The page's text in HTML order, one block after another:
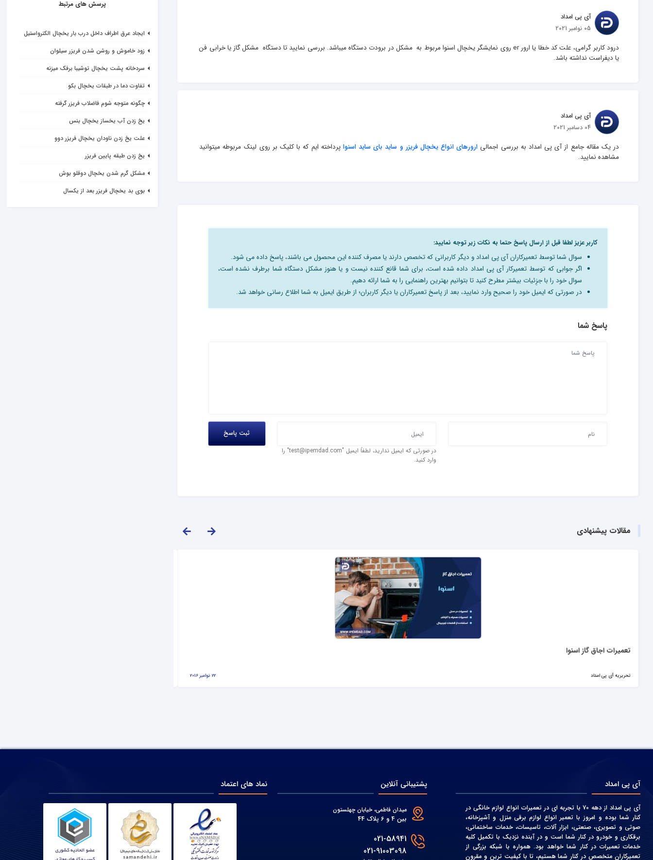
آی پی امداد
05 نوامبر 2021
درود کاربر گرامی، علت کد خطا یا ارور er روی نمایشگر یخچال اسنوا مربوط به  مشکل در برودت دستگاه میباشد. بررسی نمایید تا دستگاه  مشکل گاز یا خرابی فن
یا دیفراست نداشته باشد.
آی پی امداد
04 دسامبر 2021
در یک مقاله جامع از آی پی امداد به بررسی اجمالی ارورهای انواع یخچال فریزر و ساید بای ساید اسنوا پرداخته ایم که با کلیک بر روی لینک مربوطه میتوانید
مشاهده نمایید.
کاربر عزیز لطفا قبل از ارسال پاسخ حتما به نکات زیر توجه نمایید:
سوال شما توسط تعمیرکاران آی پی امداد و دیگر کاربرانی که تخصص دارند یا مصرف کننده این محصول می باشند، پاسخ داده می شود.
اگر جوابی که توسط تعمیرکار آی پی امداد داده شده است، برای شما قانع کننده نیست و یا هنوز مشکل دستگاه شما برطرف نشده است،
سوال خود را با جزِئیات بیشتر مطرح کنید تا بتوانیم بهترین راهنمایی را به شما ارائه دهیم.
در صورتی که ایمیل خود را صحیح وارد نمایید، بعد از پاسخ تعمیرکاران یا دیگر کاربران؛ از طریق ایمیل به شما اطلاع رسانی خواهد شد.
پاسخ شما
در صورتی که ایمیل ندارید، لطفاً ایمیل "test@ipemdad.com" را
وارد کنید.
مقالات پیشنهادی
تعمیرات اجاق گاز اسنوا
تحریریه آی پی امداد 22 نوامبر 2016
پرسش های مرتبط
ایجاد عرق اطراف داخل درب بار یخچال الکترواستیل
زود خاموش و روشن شدن فریزر سیلوان
سردخانه پشت یخچال توشیبا برفک میزنه
تفاوت دما در طبقات یخچال بکو
چگونه متوجه شوم فاضلاب فریزر گرفته
یخ زدن آب یخساز یخچال بنس
علت یخ زدن ناودان یخچال فریزر دوو
یخ زدن طبقه پایین فریزر
مشکل گرم شدن یخچال دوقلو بوش
بوی بد یخچال فریزر بعد از یکسال
آی پی امداد
آی پی امداد از دهه 70 با تجربه ای در تعمیرات انواع لوازم خانگی در
کنار شما بوده و امروز با تعمیر انواع لوازم برقی منزل و آشپزخانه،
صوتی و‌ تصویری، صنعتی، ابزار آلات، تاسیسات، خدمات ساختمانی،
برقکاری و خودرو در کنار شما است و در آینده نزدیک با تکمیل کلیه
خدمات تعمیرات در کنار شما خواهد بود. همواره با شبکه بزرگی از
تعمیرکاران متخصص در کنار شما هستیم، تا با کیفیت ترین و مقرون
پشتیبانی آنلاین
میدان فاطمی، خیابان چهلستون
بین 4 و 6 پلاک 44
021-58941
021-91003098
نماد های اعتماد